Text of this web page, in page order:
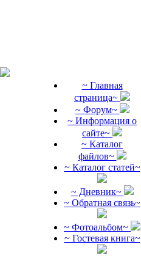
~ Главная
страница~
~ Форум~
~ Информация о
сайте~
~ Каталог
файлов~
~ Каталог статей~
~ Дневник~
~ Обратная связь~
~ Фотоальбом~
~ Гостевая книга~